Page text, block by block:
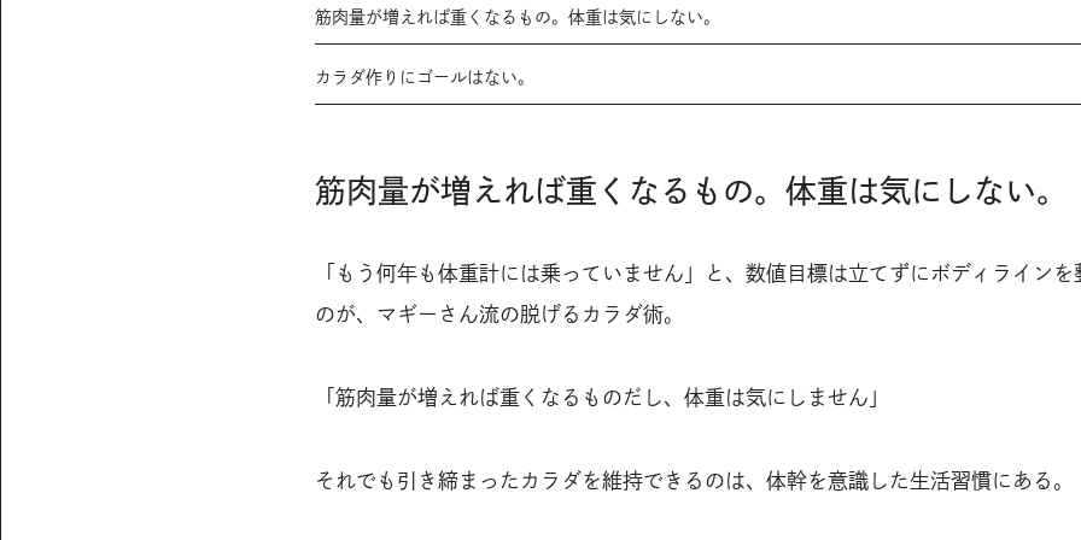
筋肉量が増えれば重くなるもの。体重は気にしない。
カラダ作りにゴールはない。
筋肉量が増えれば重くなるもの。体重は気にしない。
「もう何年も体重計には乗っていません」と、数値目標は立てずにボディラインを
のが、マギーさん流の脱げるカラダ術。
「筋肉量が増えれば重くなるものだし、体重は気にしません」
それでも引き締まったカラダを維持できるのは、体幹を意識した生活習慣にある。